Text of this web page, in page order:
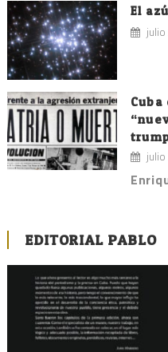
El
julio
julio
EDITORIAL PABLO